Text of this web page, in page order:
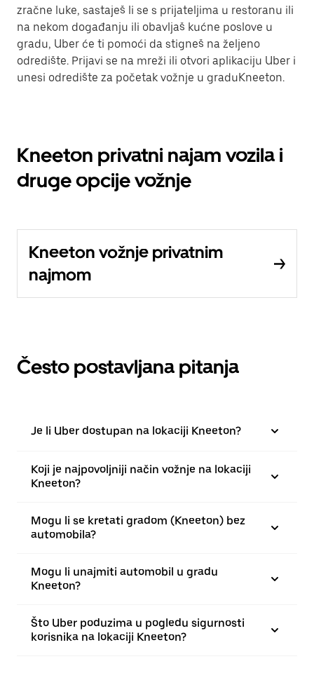
zračne luke, sastaješ li se s prijateljima u restoranu ili
na nekom događanju ili obavljaš kućne poslove u
gradu, Uber će ti pomoći da stigneš na željeno
odredište. Prijavi se na mreži ili otvori aplikaciju Uber i
unesi odredište za početak vožnje u graduKneeton.
Kneeton privatni najam vozila i
druge opcije vožnje
Kneeton vožnje privatnim
najmom
Često postavljana pitanja
Je li Uber dostupan na lokaciji Kneeton?
Koji je najpovoljniji način vožnje na lokaciji
Kneeton?
Mogu li se kretati gradom (Kneeton) bez
automobila?
Mogu li unajmiti automobil u gradu
Kneeton?
Što Uber poduzima u pogledu sigurnosti
korisnika na lokaciji Kneeton?